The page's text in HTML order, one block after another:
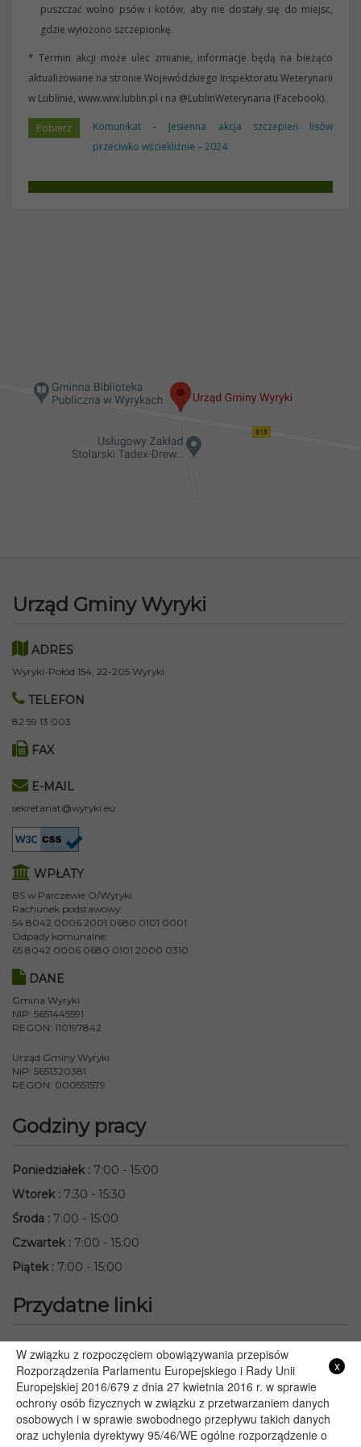
puszczać wolno psów i kotów, aby nie dostały się do miejsc,
gdzie wyłożono szczepionkę.
* Termin akcji może ulec zmianie, informacje będą na bieżąco
aktualizowane na stronie Wojewódzkiego Inspektoratu Weterynarii
w Lublinie, www.wiw.lublin.pl i na @LublinWeterynaria (Facebook).
Komunikat – Jesienna akcja szczepień lisów
przeciwko wściekliźnie – 2024
Urząd Gminy Wyryki
ADRES
Wyryki-Połód 154, 22-205 Wyryki
TELEFON
82 59 13 003
FAX
E-MAIL
sekretariat@wyryki.eu
WPŁATY
BS w Parczewie O/Wyryki
Rachunek podstawowy:
54 8042 0006 2001 0680 0101 0001
Odpady komunalne:
65 8042 0006 0680 0101 2000 0310
DANE
Gmina Wyryki
NIP: 5651445591
REGON: 110197842
Urząd Gminy Wyryki
NIP: 5651320381
REGON: 000551579
Godziny pracy
Poniedziałek: 7:00 - 15:00
Wtorek: 7:30 - 15:30
Środa : 7:00 - 15:00
Czwartek: 7:00 - 15:00
Piątek: 7:00 - 15:00
Przydatne linki
Starostwo Powiatowe we Włodawie
Lubelski Urząd Wojewódzki w Lublinie
Urząd Marszałkowski Województwa Lubelskiego w Lublinie
Serwis Rzeczypospolitej Polskiej
PGE – Planowane wyłączenia prądu
x
W związku z rozpoczęciem obowiązywania przepisów
Rozporządzenia Parlamentu Europejskiego i Rady Unii
Europejskiej 2016/679 z dnia 27 kwietnia 2016 r. w sprawie
ochrony osób fizycznych w związku z przetwarzaniem danych
osobowych i w sprawie swobodnego przepływu takich danych
oraz uchylenia dyrektywy 95/46/WE ogólne rozporządzenie o